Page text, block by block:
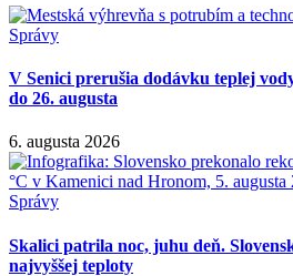
Správy
V Senici prerušia dodávku teplej
do 26. augusta
6. augusta 2026
Správy
Skalici patrila noc, juhu deň.
najvyššej teploty